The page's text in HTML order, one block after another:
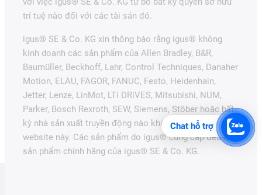
trí tuệ nào đối với các tài sản đó.
igus® SE & Co. KG xin thông báo rằng igus® không
kinh doanh các sản phẩm của Allen Bradley, B&R,
Baumüller, Beckhoff, Lahr, Control Techniques, Danaher
Motion, ELAU, FAGOR, FANUC, Festo, Heidenhain,
Jetter, Lenze, LinMot, LTi DRiVES, Mitsubishi, NUM,
Parker, Bosch Rexroth, SEW, Siemens, Stöber hoặc bất
kỳ nhà sản xuất truyền động nào khác được đề cập trên
website này. Các sản phẩm do igus® cung cấp đều là
sản phẩm chính hãng của igus® SE & Co. KG.
Chat hỗ trợ